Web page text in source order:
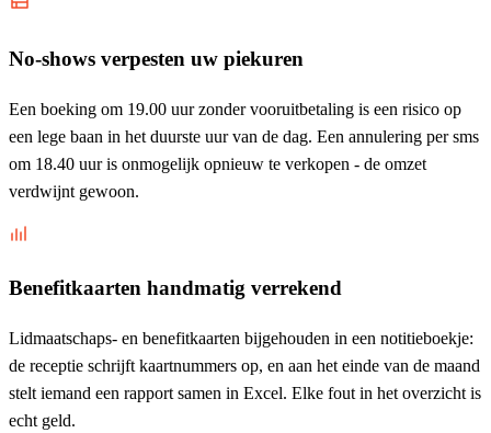
No-shows verpesten uw piekuren
Een boeking om 19.00 uur zonder vooruitbetaling is een risico op
een lege baan in het duurste uur van de dag. Een annulering per sms
om 18.40 uur is onmogelijk opnieuw te verkopen - de omzet
verdwijnt gewoon.
Benefitkaarten handmatig verrekend
Lidmaatschaps- en benefitkaarten bijgehouden in een notitieboekje:
de receptie schrijft kaartnummers op, en aan het einde van de maand
stelt iemand een rapport samen in Excel. Elke fout in het overzicht is
echt geld.